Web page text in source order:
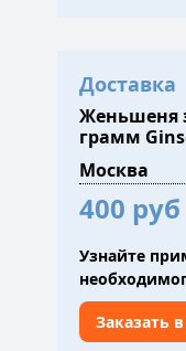
Доставка
Женьшеня
грамм
400 руб
Узнайте
Заказать